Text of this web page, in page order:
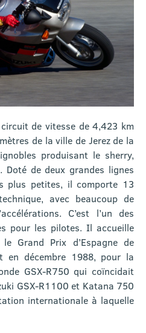
de vitesse de 4,423 km
de la ville de Jerez de la
produisant le sherry,
Doté de deux grandes lignes
plus petites, il comporte 13
avec beaucoup de
C’est l’un des
pour les pilotes. Il accueille
Grand Prix d’Espagne de
en décembre 1988, pour la
GSX-R750 qui coïncidait
GSX-R1100 et Katana 750
internationale à laquelle